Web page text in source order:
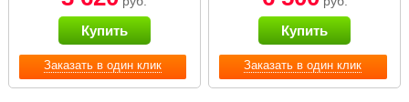
Заказать в один клик
Купить
Заказать в один клик
Купить